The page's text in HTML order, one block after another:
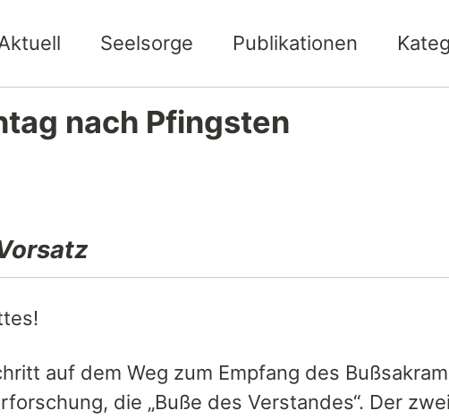
Seelsorge Publikationen
nach Pfingsten
auf dem Weg zum Empfang des
die „Buße des Verstandes“. Der